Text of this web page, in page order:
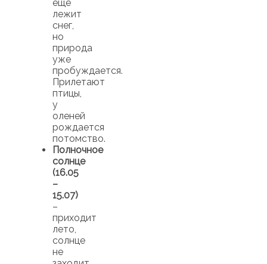
еще
лежит
снег,
но
природа
уже
пробуждается.
Прилетают
птицы,
у
оленей
рождается
потомство.
Полночное
солнце
(16.05
–
15.07)
–
приходит
лето,
солнце
не